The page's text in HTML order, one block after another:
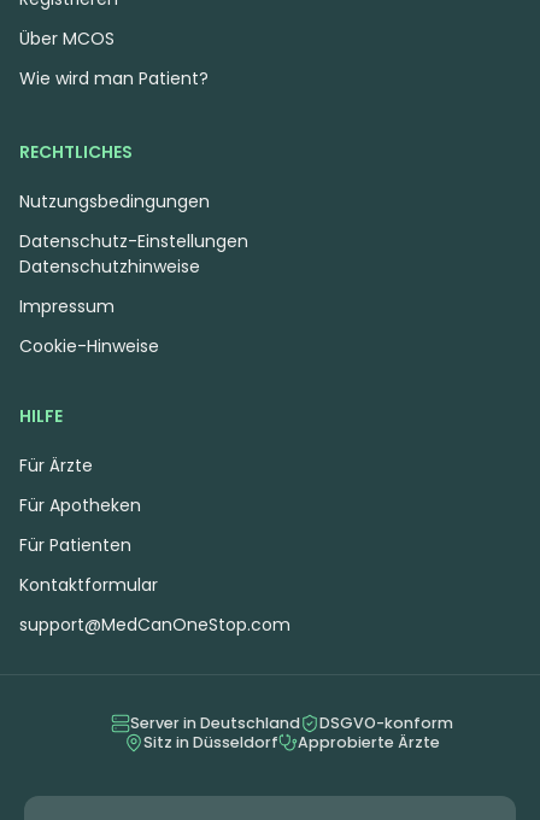
Über MCOS
Wie wird man Patient?
HILFE
Für Ärzte
Für Apotheken
Für Patienten
Kontaktformular
support@MedCanOneStop.com
RECHTLICHES
Nutzungsbedingungen
Datenschutzhinweise
Impressum
Cookie-Hinweise
Datenschutz-Einstellungen
Server in Deutschland
DSGVO-konform
Sitz in Düsseldorf
Approbierte Ärzte